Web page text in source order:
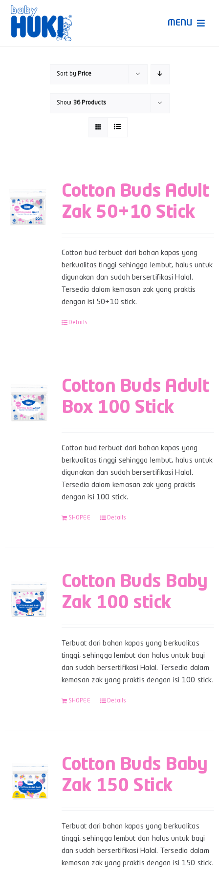
Skip
content
MENU
Sort by Price
Show 36 Products
Cotton Buds Adult
Zak 50+10 Stick
Cotton bud terbuat dari bahan kapas yang
berkualitas tinggi sehingga lembut, halus untuk
digunakan dan sudah bersertifikasi Halal.
Tersedia dalam kemasan zak yang praktis
dengan isi 50+10 stick.
Details
Cotton Buds Adult
Box 100 Stick
Cotton bud terbuat dari bahan kapas yang
berkualitas tinggi sehingga lembut, halus untuk
digunakan dan sudah bersertifikasi Halal.
Tersedia dalam kemasan zak yang praktis
dengan isi 100 stick.
SHOPEE Details
Cotton Buds Baby
Zak 100 stick
Terbuat dari bahan kapas yang berkualitas
tinggi, sehingga lembut dan halus untuk bayi
dan sudah bersertifikasi Halal. Tersedia dalam
kemasan zak yang praktis dengan isi 100 stick.
SHOPEE Details
Cotton Buds Baby
Zak 150 Stick
Terbuat dari bahan kapas yang berkualitas
tinggi, sehingga lembut dan halus untuk bayi
dan sudah bersertifikasi Halal. Tersedia dalam
kemasan zak yang praktis dengan isi 150 stick.